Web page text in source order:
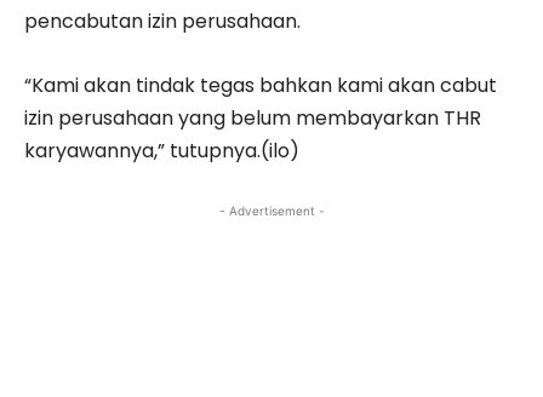
pencabutan izin perusahaan.
“Kami akan tindak tegas bahkan kami akan cabut
izin perusahaan yang belum membayarkan THR
karyawannya,” tutupnya.(ilo)
- Advertisement -